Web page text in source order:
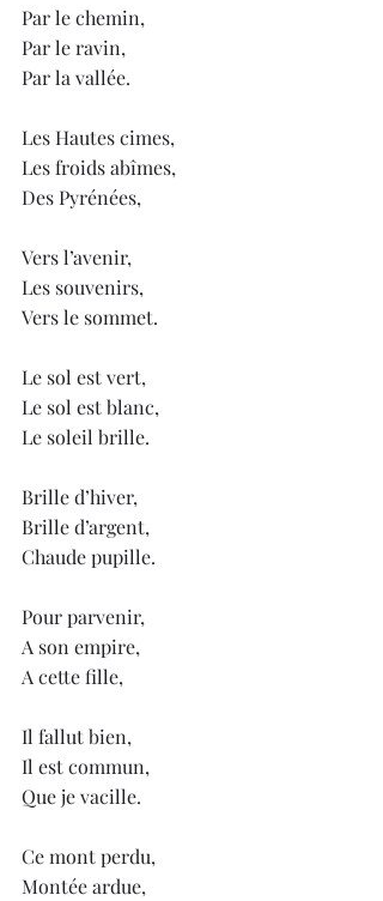
Par le chemin,
Par le ravin,
Par la vallée.
Les Hautes cimes,
Les froids abîmes,
Des Pyrénées,
Vers l’avenir,
Les souvenirs,
Vers le sommet.
Le sol est vert,
Le sol est blanc,
Le soleil brille.
Brille d’hiver,
Brille d’argent,
Chaude pupille.
Pour parvenir,
A son empire,
A cette fille,
Il fallut bien,
Il est commun,
Que je vacille.
Ce mont perdu,
Montée ardue,